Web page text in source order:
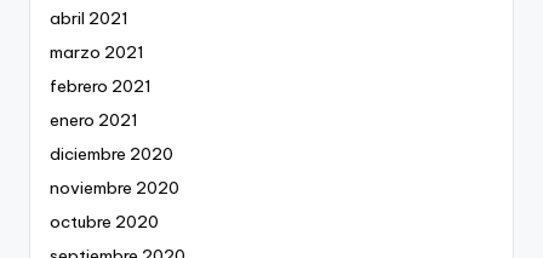
abril 2021
marzo 2021
febrero 2021
enero 2021
diciembre 2020
noviembre 2020
octubre 2020